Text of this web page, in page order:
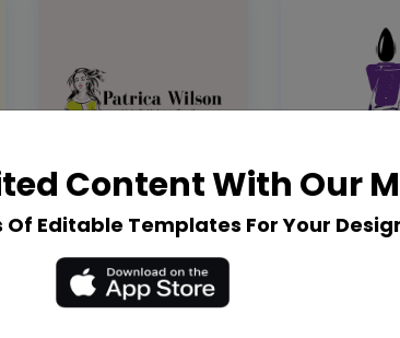
Content With Our
Editable Templates For Your